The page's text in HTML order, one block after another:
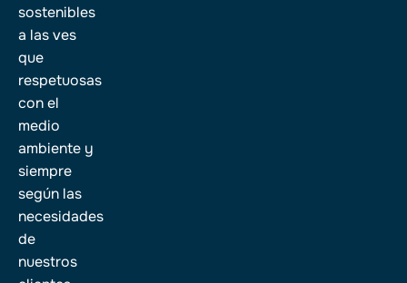
sostenibles
a las ves
que
respetuosas
con el
medio
ambiente y
siempre
según las
necesidades
de
nuestros